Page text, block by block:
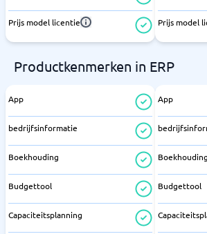
Prijs model licentie Prijs model
Productkenmerken in ERP
App
bedrijfsinformatie
Boekhouding
Budgettool
Capaciteitsplanning
App
Boekhouding
Budgettool